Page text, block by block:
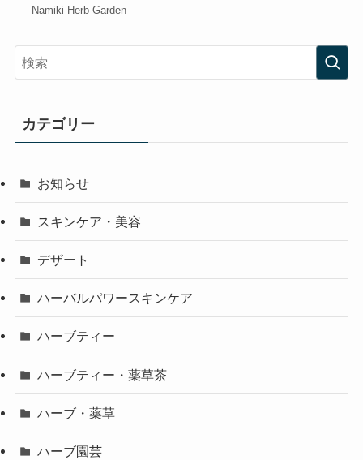
Namiki Herb Garden
カテゴリー
お知らせ
スキンケア・美容
デザート
ハーバルパワースキンケア
ハーブティー
ハーブティー・薬草茶
ハーブ・薬草
ハーブ園芸